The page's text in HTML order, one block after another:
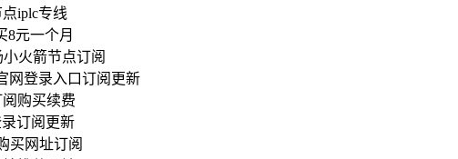
iplc专线
8元一个月
火箭节点订阅
网登录入口订阅更新
购买续费
订阅更新
买网址订阅